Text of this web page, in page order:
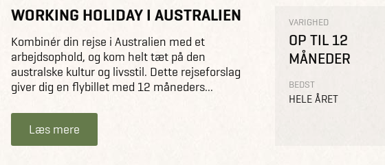
I ansøgningsskemaet.
samt masser af tips og ideer til, hvad du kan opleve i landet,
visum og læs mere om processen og reglerne for de
WORKING HOLIDAY I AUSTRALIEN
Kombinér din rejse i Australien med et
arbejdsophold, og kom helt tæt på den
australske kultur og livsstil. Dette rejseforslag
giver dig en flybillet med 12 måneders...
Læs mere
VARIGHED
OP TIL 12
MÅNEDER
BEDST
HELE ÅRET